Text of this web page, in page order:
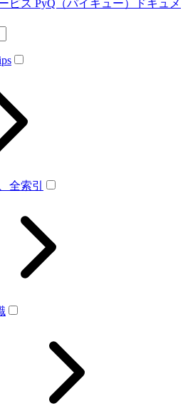
ビス PyQ（パイキュー）ドキュメ
全索引